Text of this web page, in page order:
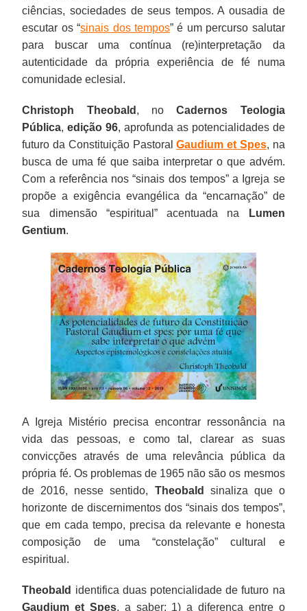
ciências, sociedades de seus tempos. A ousadia de
escutar os “sinais dos tempos” é um percurso salutar
para buscar uma contínua (re)interpretação da
autenticidade da própria experiência de fé numa
comunidade eclesial.
Christoph Theobald , noCadernos Teologia
Pública,edição 96, aprofunda as potencialidades de
futuro da Constituição PastoralGaudium et Spes, na
busca de uma fé que saiba interpretar o que advém.
Com a referência nos “sinais dos tempos” a Igreja se
propõe a exigência evangélica da “encarnação” de
sua dimensão “espiritual” acentuada na
Lumen
Gentium.
A Igreja Mistério precisa encontrar ressonância na
vida das pessoas, e como tal, clarear as suas
convicções através de uma relevância pública da
própria fé. Os problemas de 1965 não são os mesmos
de 2016, nesse sentido, Theobald
sinaliza que o
horizonte de discernimentos dos “sinais dos tempos”,
que em cada tempo, precisa da relevante e honesta
composição de uma “constelação” cultural e
espiritual.
Theobald identifica duas potencialidade de futuro na
Gaudium et Spes, a saber: 1) a diferença entre o